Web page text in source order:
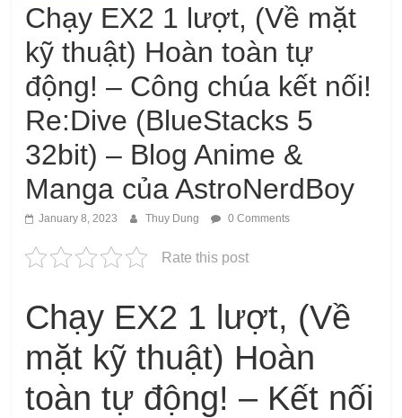
Chạy EX2 1 lượt, (Về mặt
kỹ thuật) Hoàn toàn tự
động! – Công chúa kết nối!
Re:Dive (BlueStacks 5
32bit) – Blog Anime &
Manga của AstroNerdBoy
January 8, 2023 Thuy Dung 0 Comments
Rate this post
Chạy EX2 1 lượt, (Về
mặt kỹ thuật) Hoàn
toàn tự động! – Kết nối